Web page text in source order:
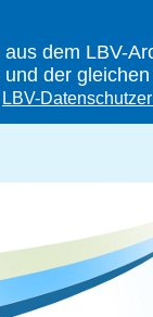
dem LBV-
der
LBV-